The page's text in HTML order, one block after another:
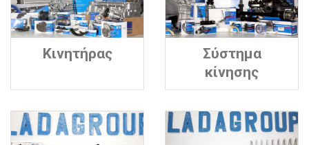
Κινητήρας
Σύστημα
κίνησης